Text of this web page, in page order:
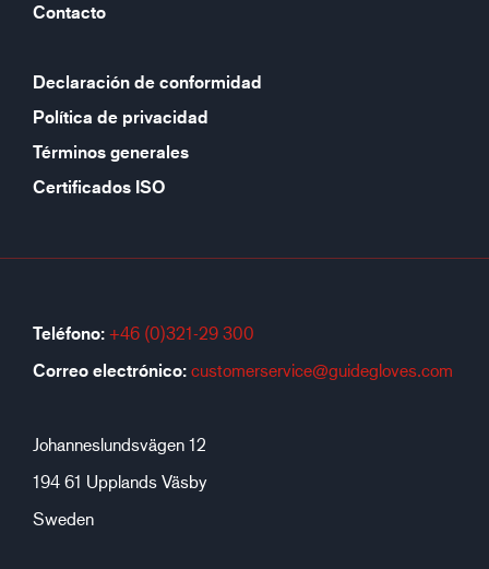
Contacto
Declaración de conformidad
Política de privacidad
Términos generales
Certificados ISO
Teléfono: +46 (0)321-29 300
Correo electrónico: customerservice@guidegloves.com
Johanneslundsvägen 12
194 61 Upplands Väsby
Sweden